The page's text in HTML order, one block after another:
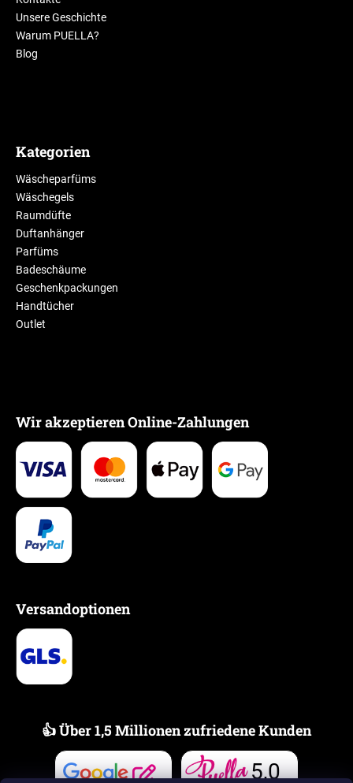
Unsere Geschichte
Warum PUELLA?
Blog
Kategorien
Wäscheparfüms
Wäschegels
Raumdüfte
Duftanhänger
Parfüms
Badeschäume
Geschenkpackungen
Handtücher
Outlet
Wir akzeptieren Online-Zahlungen
Versandoptionen
👍 Über 1,5 Millionen zufriedene Kunden
5,0